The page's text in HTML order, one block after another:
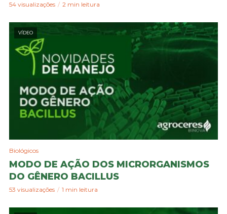
54 visualizações 2 min leitura
VÍDEO
Biológicos
MODO DE AÇÃO DOS MICRORGANISMOS
DO GÊNERO BACILLUS
53 visualizações 1 min leitura